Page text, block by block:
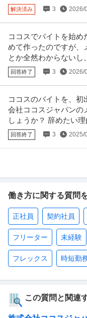
解決済み 3 2026/
ココスでバイトを始
めて作ったのですが、
とか全然わからないし
回答終了 3 2026/
ココスのバイトを、
会社ココスジャパンの
しょうか？ 辞めたい
回答終了 3 2025/
働き方に関する質問
正社員 契約社員
フリーター 未経験
フレックス 時短勤
この質問と関連